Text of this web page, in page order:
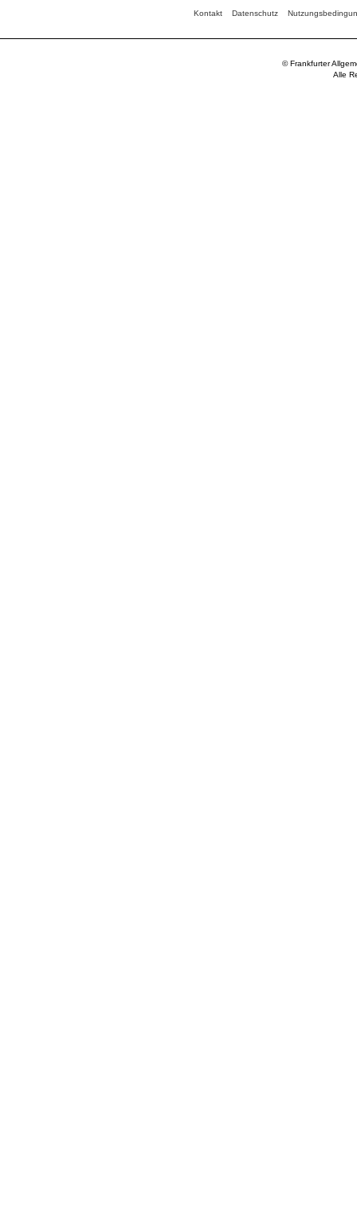
Kontakt Datenschutz
© Frankfurter
Alle